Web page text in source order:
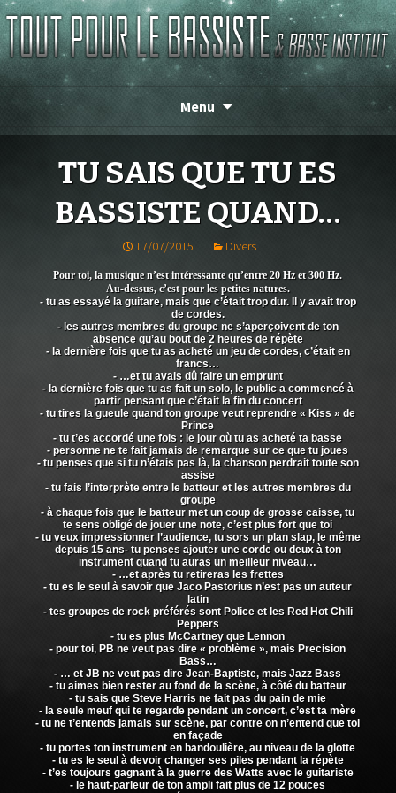
TOUT POUR LE BASSISTE
de basse depuis 1986 !
Menu
TU SAIS QUE TU ES
BASSISTE QUAND…
17/07/2015 Divers
Pour toi, la musique n’est intéressante qu’entre 20 Hz et 300 Hz.
Au-dessus, c’est pour les petites natures.
- tu as essayé la guitare, mais que c’était trop dur. Il y avait trop
de cordes.
- les autres membres du groupe ne s’aperçoivent de ton
absence qu’au bout de 2 heures de répète
- la dernière fois que tu as acheté un jeu de cordes, c’était en
francs…
- …et tu avais dû faire un emprunt
- la dernière fois que tu as fait un solo, le public a commencé à
partir pensant que c’était la fin du concert
- tu tires la gueule quand ton groupe veut reprendre « Kiss » de
Prince
- tu t’es accordé une fois : le jour où tu as acheté ta basse
- personne ne te fait jamais de remarque sur ce que tu joues
- tu penses que si tu n’étais pas là, la chanson perdrait toute son
assise
- tu fais l’interprète entre le batteur et les autres membres du
groupe
- à chaque fois que le batteur met un coup de grosse caisse, tu
te sens obligé de jouer une note, c’est plus fort que toi
- tu veux impressionner l’audience, tu sors un plan slap, le même
depuis 15 ans- tu penses ajouter une corde ou deux à ton
instrument quand tu auras un meilleur niveau…
- …et après tu retireras les frettes
- tu es le seul à savoir que Jaco Pastorius n’est pas un auteur
latin
- tes groupes de rock préférés sont Police et les Red Hot Chili
Peppers
- tu es plus McCartney que Lennon
- pour toi, PB ne veut pas dire « problème », mais Precision
Bass…
- … et JB ne veut pas dire Jean-Baptiste, mais Jazz Bass
- tu aimes bien rester au fond de la scène, à côté du batteur
- tu sais que Steve Harris ne fait pas du pain de mie
- la seule meuf qui te regarde pendant un concert, c’est ta mère
- tu ne t’entends jamais sur scène, par contre on n’entend que toi
en façade
- tu portes ton instrument en bandoulière, au niveau de la glotte
- tu es le seul à devoir changer ses piles pendant la répète
- t’es toujours gagnant à la guerre des Watts avec le guitariste
- le haut-parleur de ton ampli fait plus de 12 pouces